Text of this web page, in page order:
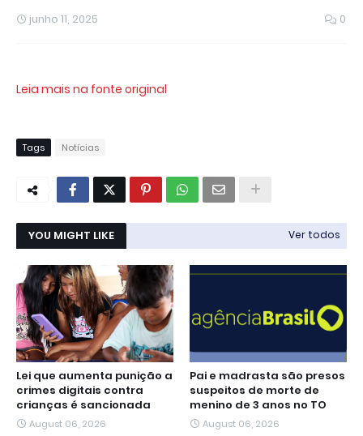
junho 11, 2025 0
Leia mais na fonte original
Tags Notícias
YOU MIGHT LIKE Ver todos
Lei que aumenta punição a
crimes digitais contra
crianças é sancionada
August 06, 2026
Pai e madrasta são presos
suspeitos de morte de
menino de 3 anos no TO
August 06, 2026